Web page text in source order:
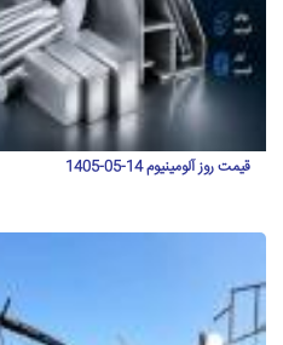
قیمت روز آلومینیوم 14-05-1405